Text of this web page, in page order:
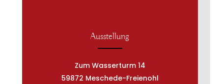
Ausstellung
Zum Wasserturm 14
59872 Meschede-Freienohl